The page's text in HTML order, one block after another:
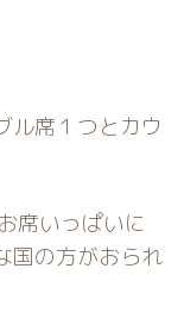
ル席１つとカウ
席いっぱいに
国の方がおられ